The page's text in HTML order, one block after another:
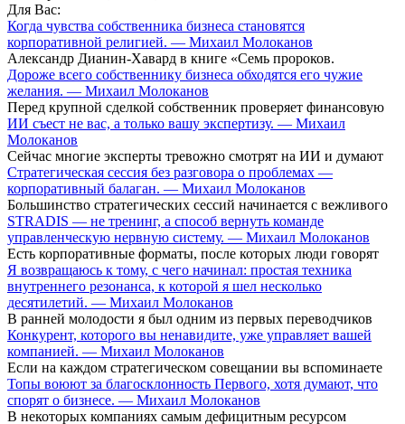
Для Вас:
Когда чувства собственника бизнеса становятся
корпоративной религией. — Михаил Молоканов
Александр Дианин-Хавард в книге «Семь пророков.
Дороже всего собственнику бизнеса обходятся его чужие
желания. — Михаил Молоканов
Перед крупной сделкой собственник проверяет финансовую
ИИ съест не вас, а только вашу экспертизу. — Михаил
Молоканов
Сейчас многие эксперты тревожно смотрят на ИИ и думают
Стратегическая сессия без разговора о проблемах —
корпоративный балаган. — Михаил Молоканов
Большинство стратегических сессий начинается с вежливого
STRADIS — не тренинг, а способ вернуть команде
управленческую нервную систему. — Михаил Молоканов
Есть корпоративные форматы, после которых люди говорят
Я возвращаюсь к тому, с чего начинал: простая техника
внутреннего резонанса, к которой я шел несколько
десятилетий. — Михаил Молоканов
В ранней молодости я был одним из первых переводчиков
Конкурент, которого вы ненавидите, уже управляет вашей
компанией. — Михаил Молоканов
Если на каждом стратегическом совещании вы вспоминаете
Топы воюют за благосклонность Первого, хотя думают, что
спорят о бизнесе. — Михаил Молоканов
В некоторых компаниях самым дефицитным ресурсом